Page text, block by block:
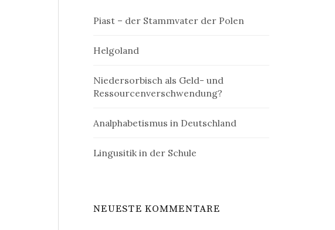
Piast – der Stammvater der Polen
Helgoland
Niedersorbisch als Geld- und
Ressourcenverschwendung?
Analphabetismus in Deutschland
Lingusitik in der Schule
NEUESTE KOMMENTARE